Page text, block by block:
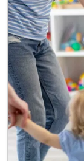
inkl.
inkl.
inkl.
inkl.
inkl. Kesselinos
inkl. Kesselinos
inkl. Kesselinos